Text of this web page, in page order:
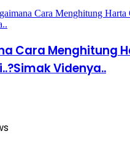
Cara Menghitung
Videnya..